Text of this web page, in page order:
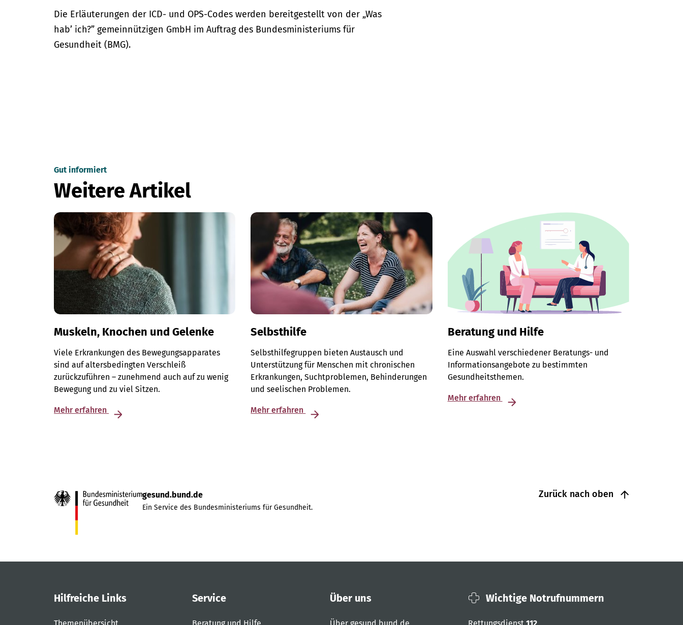
Die Erläuterungen der ICD- und OPS-Codes werden bereitgestellt von der „Was
hab’ ich?” gemeinnützigen GmbH im Auftrag des Bundesministeriums für
Gesundheit (BMG).
Gut informiert
Weitere Artikel
Muskeln, Knochen und Gelenke
Viele Erkrankungen des Bewegungsapparates
sind auf altersbedingten Verschleiß
zurückzuführen – zunehmend auch auf zu wenig
Bewegung und zu viel Sitzen.
Mehr erfahren
Selbsthilfe
Selbsthilfegruppen bieten Austausch und
Unterstützung für Menschen mit chronischen
Erkrankungen, Suchtproblemen, Behinderungen
und seelischen Problemen.
Mehr erfahren
Beratung und Hilfe
Eine Auswahl verschiedener Beratungs- und
Informationsangebote zu bestimmten
Gesundheitsthemen.
Mehr erfahren
Zurück nach oben
gesund.bund.de
Ein Service des Bundesministeriums für Gesundheit.
Hilfreiche Links Service Über uns Wichtige Notrufnummern